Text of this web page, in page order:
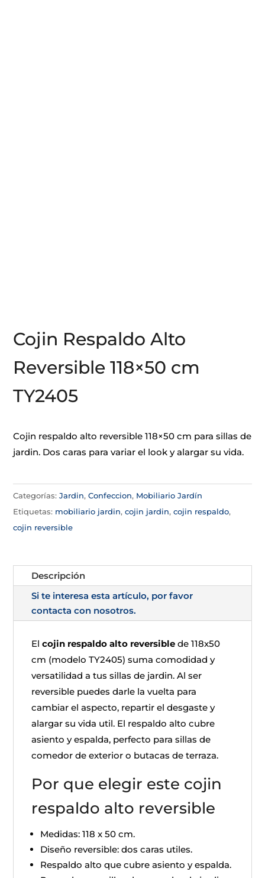
Cojin Respaldo Alto
Reversible 118×50 cm
TY2405
Cojin respaldo alto reversible 118×50 cm para sillas de
jardin. Dos caras para variar el look y alargar su vida.
Categorías:Jardin,Confeccion, Mobiliario Jardín
Etiquetas: mobiliario jardin,cojin jardin,cojin respaldo,
cojin reversible
Descripción
Si te interesa esta artículo, por favor
contacta con nosotros.
Elcojin respaldo alto reversible de 118x50
cm (modelo TY2405) suma comodidad y
versatilidad a tus sillas de jardin. Al ser
reversible puedes darle la vuelta para
cambiar el aspecto, repartir el desgaste y
alargar su vida util. El respaldo alto cubre
asiento y espalda, perfecto para sillas de
comedor de exterior o butacas de terraza.
Por que elegir este cojin
respaldo alto reversible
Medidas: 118 x 50 cm.
Diseño reversible: dos caras utiles.
Respaldo alto que cubre asiento y espalda.